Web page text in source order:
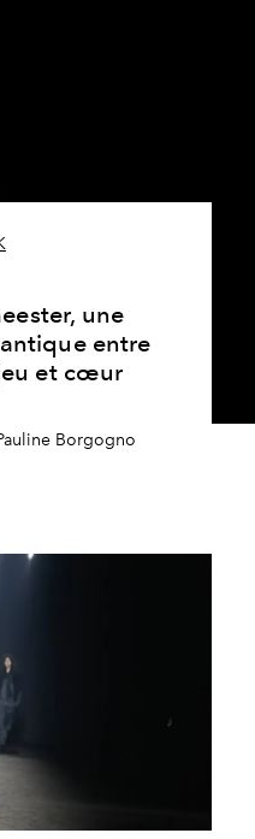
une
entre
et cœur
Borgogno